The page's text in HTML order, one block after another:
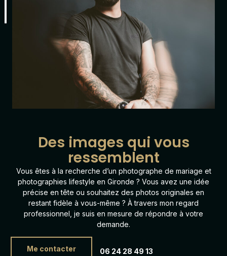
Des images qui vous
ressemblent
Vous êtes à la recherche d’un photographe de mariage et
photographies lifestyle en Gironde ? Vous avez une idée
précise en tête ou souhaitez des photos originales en
restant fidèle à vous-même ? À travers mon regard
professionnel, je suis en mesure de répondre à votre
demande.
Me contacter 06 24 28 49 13